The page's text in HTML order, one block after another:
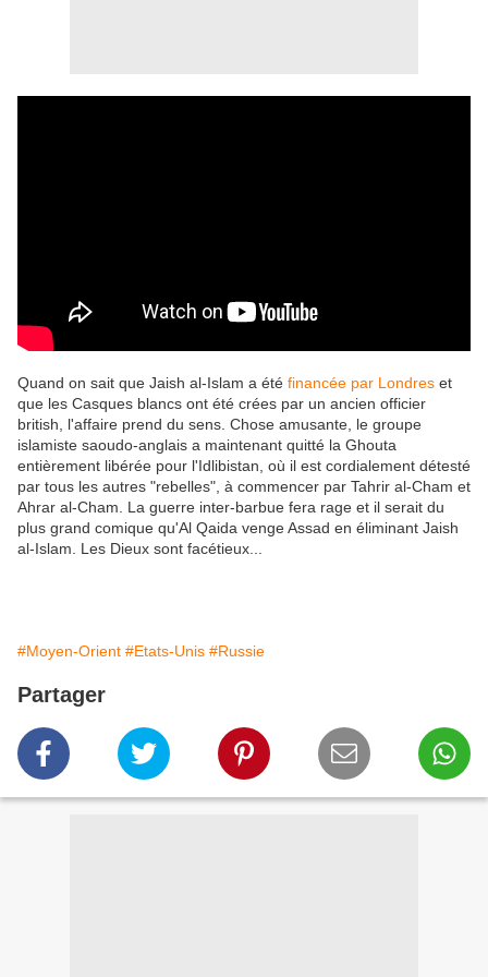
Quand on sait que Jaish al-Islam a été financée par Londres et
que les Casques blancs ont été crées par un ancien officier
british, l'affaire prend du sens. Chose amusante, le groupe
islamiste saoudo-anglais a maintenant quitté la Ghouta
entièrement libérée pour l'Idlibistan, où il est cordialement détesté
par tous les autres "rebelles", à commencer par Tahrir al-Cham et
Ahrar al-Cham. La guerre inter-barbue fera rage et il serait du
plus grand comique qu'Al Qaida venge Assad en éliminant Jaish
al-Islam. Les Dieux sont facétieux...
#Moyen-Orient #Etats-Unis #Russie
Partager